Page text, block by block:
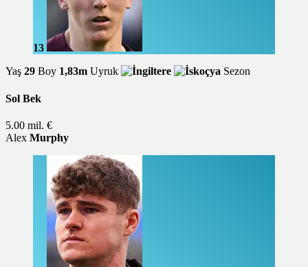
13
Yaş 29 Boy 1,83m Uyruk Sezon
Sol Bek
5.00 mil. €
Alex Murphy